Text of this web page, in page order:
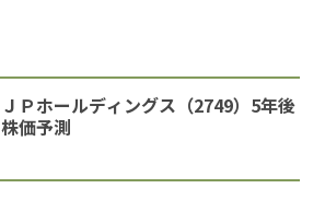
ＪＰホールディングス（2749）5年後
株価予測